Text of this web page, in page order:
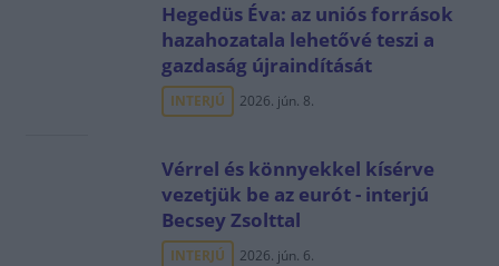
Hegedüs Éva: az uniós források
hazahozatala lehetővé teszi a
gazdaság újraindítását
INTERJÚ 2026. jún. 8.
Vérrel és könnyekkel kísérve
vezetjük be az eurót - interjú
Becsey Zsolttal
INTERJÚ 2026. jún. 6.